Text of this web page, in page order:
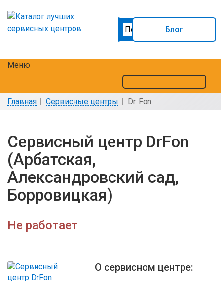
Блог
Меню
Главная Сервисные центры Dr. Fon
Сервисный центр DrFon
(Арбатская,
Александровский сад,
Борровицкая)
Не работает
О сервисном центре: